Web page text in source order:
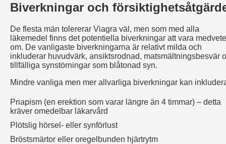
Biverkningar och
De flesta män tolererar Viagra väl, men som med alla
läkemedel finns det potentiella biverkningar att vara
om. De vanligaste biverkningarna är relativt milda och
inkluderar huvudvärk, ansiktsrodnad, matsmältningsbesvär
tillfälliga synstörningar som blåtonad syn.
Mindre vanliga men mer allvarliga biverkningar kan
Priapism (en erektion som varar längre än 4 timmar) – detta
kräver omedelbar läkarvård
Plötslig hörsel- eller synförlust
Bröstsmärtor eller oregelbunden hjärtrytm